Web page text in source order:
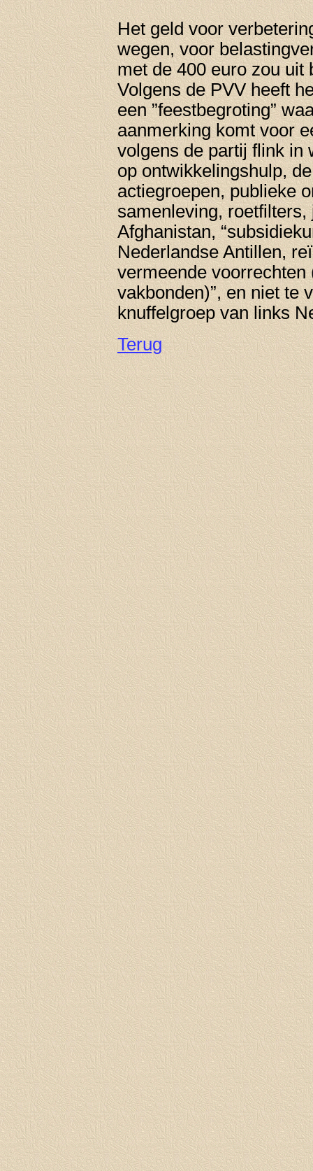
Het geld voor
wegen, voor
met de 400 euro zou uit
Volgens de PVV heeft
een ”feestbegroting”
aanmerking komt voor
volgens de partij flink in
op ontwikkelingshulp,
actiegroepen, publieke
samenleving,
Afghanistan,
Nederlandse Antillen,
vermeende voorrechten
vakbonden)”, en niet te
knuffelgroep van links
Terug